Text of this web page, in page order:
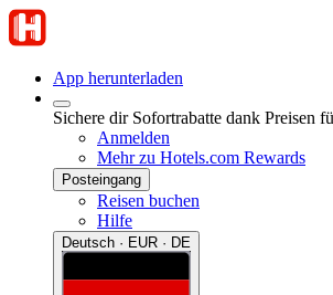
App herunterladen
Sichere dir Sofortrabatte dank Preisen
Anmelden
Mehr zu Hotels.com Rewards
Posteingang
Reisen buchen
Hilfe
Deutsch · EUR · DE